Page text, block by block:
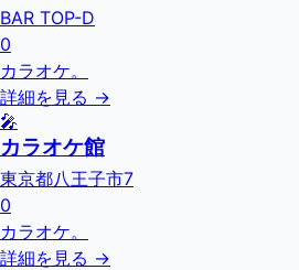
BAR TOP-D
0
カラオケ。
詳細を見る →
🎤
カラオケ館
東京都八王子市7
0
カラオケ。
詳細を見る →